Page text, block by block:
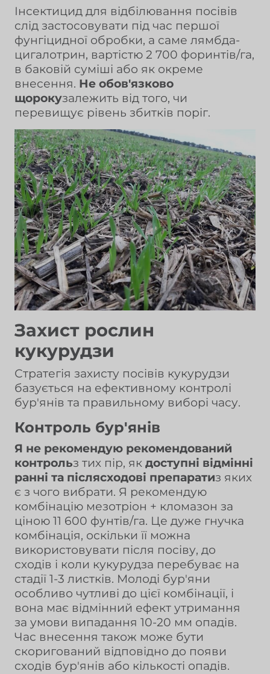
Інсектицид для відбілювання посівів
слід застосовувати під час першої
фунгіцидної обробки, а саме лямбда-
цигалотрин, вартістю 2 700 форинтів/га,
в баковій суміші або як окреме
внесення. Не обов'язково
щорокузалежить від того, чи
перевищує рівень збитків поріг.
Захист рослин
кукурудзи
Стратегія захисту посівів кукурудзи
базується на ефективному контролі
бур'янів та правильному виборі часу.
Контроль бур'янів
Я не рекомендую рекомендований
контрольз тих пір, як доступні відмінні
ранні та післясходові препаратиз яких
є з чого вибрати. Я рекомендую
комбінацію мезотріон + кломазон за
ціною 11 600 фунтів/га. Це дуже гнучка
комбінація, оскільки її можна
використовувати після посіву, до
сходів і коли кукурудза перебуває на
стадії 1-3 листків. Молоді бур'яни
особливо чутливі до цієї комбінації, і
вона має відмінний ефект утримання
за умови випадання 10-20 мм опадів.
Час внесення також може бути
скоригований відповідно до появи
сходів бур'янів або кількості опадів.